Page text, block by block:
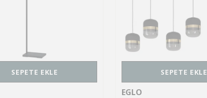
SEPETE EKLE SEPETE EKLE
EGLO